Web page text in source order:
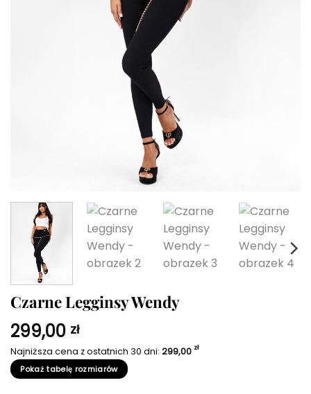
Czarne Legginsy Wendy
299,00 zł
Najniższa cena z ostatnich 30 dni: 299,00 zł
Pokaż tabelę rozmiarów